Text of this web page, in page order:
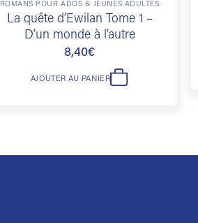
ROMANS POUR ADOS & JEUNES ADULTES
La quête d’Ewilan Tome 1 –
D’un monde à l’autre
8,40€
AJOUTER AU PANIER